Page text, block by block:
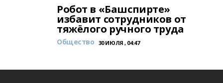
Робот в «Башспирте»
избавит сотрудников от
тяжёлого ручного труда
Общество 30 ИЮЛЯ , 04:47